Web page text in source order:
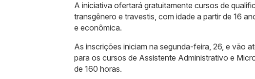
A iniciativa ofertará gratuitamente cursos de
transgênero e travestis, com idade a partir de 16
e econômica.
As inscrições iniciam na segunda-feira, 26, e vão
para os cursos de Assistente Administrativo e
de 160 horas.